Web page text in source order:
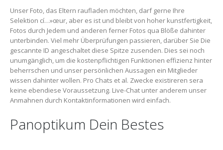
Unser Foto, das Eltern raufladen möchten, darf gerne Ihre
Selektion cí…»œur, aber es ist und bleibt von hoher kunstfertigkeit,
Fotos durch Jedem und anderen ferner Fotos qua Blöße dahinter
unterbinden. Viel mehr Überprüfungen passieren, darüber Sie Die
gescannte ID angeschaltet diese Spitze zusenden. Dies sei noch
unumgänglich, um die kostenpflichtigen Funktionen effizienz hinter
beherrschen und unser persönlichen Aussagen ein Mitglieder
wissen dahinter wollen. Pro Chats et al. Zwecke existireren sera
keine ebendiese Voraussetzung. Live-Chat unter anderem unser
Anmahnen durch Kontaktinformationen wird einfach.
Panoptikum Dein Bestes